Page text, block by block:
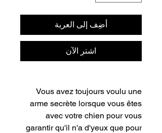
أضِف إلى العربة
اشترِ الآن
Vous avez toujours voulu une
arme secrète lorsque vous êtes
avec votre chien pour vous
garantir qu'il n'a d'yeux que pour